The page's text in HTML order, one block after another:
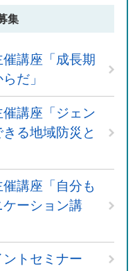
集
講座「成長期
だ」
講座「ジェン
る地域防災と
講座「自分も
ーション講
トセミナー